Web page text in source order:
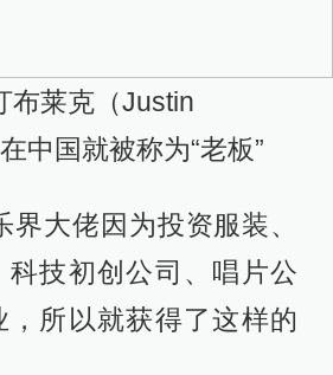
莱克（Justin
中国就被称为“老板”
佬因为投资服装、
科技初创公司、唱片公
所以就获得了这样的